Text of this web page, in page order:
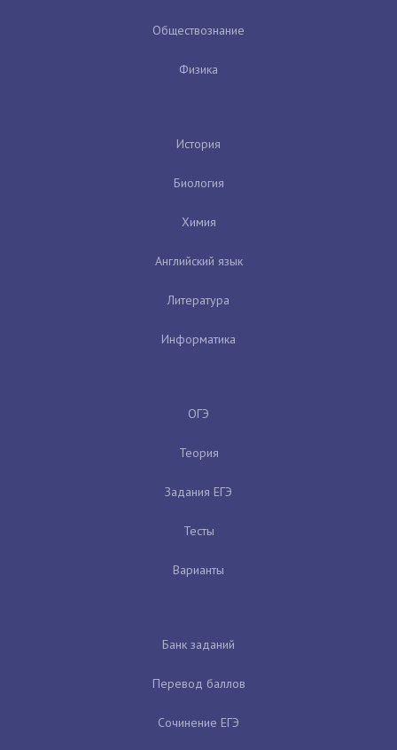
Обществознание
Физика
История
Биология
Химия
Английский язык
Литература
Информатика
ОГЭ
Теория
Задания ЕГЭ
Тесты
Варианты
Банк заданий
Перевод баллов
Сочинение ЕГЭ